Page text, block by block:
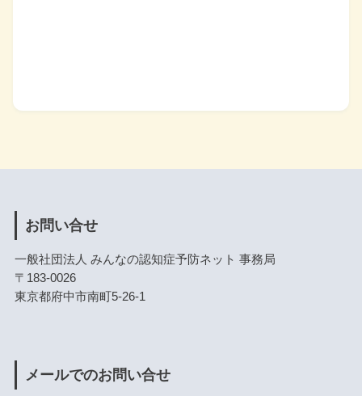
お問い合せ
一般社団法人 みんなの認知症予防ネット 事務局
〒183-0026
東京都府中市南町5-26-1
メールでのお問い合せ